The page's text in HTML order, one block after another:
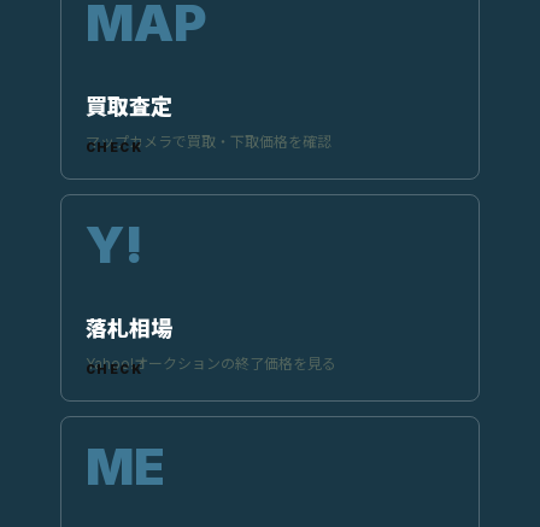
買取査定
マップカメラで買取・下取価格を確認
落札相場
Yahoo!オークションの終了価格を見る